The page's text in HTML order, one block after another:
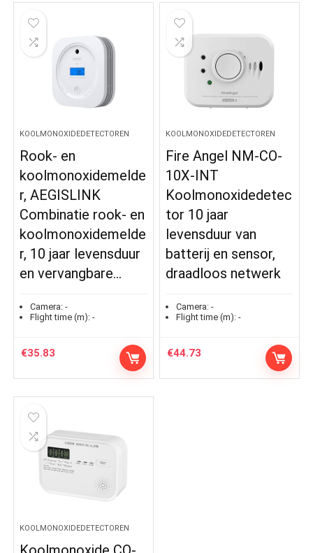
KOOLMONOXIDEDETECTOREN
Rook- en
koolmonoxidemelde
r, AEGISLINK
Combinatie rook- en
koolmonoxidemelde
r, 10 jaar levensduur
en vervangbare…
Camera: -
Flight time (m): -
€35.83
KOOLMONOXIDEDETECTOREN
Fire Angel NM-CO-
10X-INT
Koolmonoxidedetec
tor 10 jaar
levensduur van
batterij en sensor,
draadloos netwerk
Camera: -
Flight time (m): -
€44.73
KOOLMONOXIDEDETECTOREN